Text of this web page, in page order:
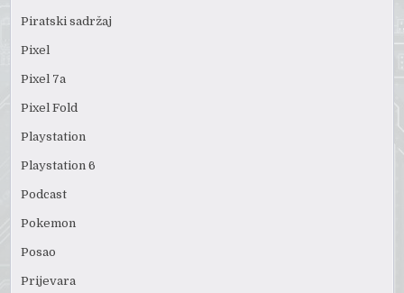
Piratski sadržaj
Pixel
Pixel 7a
Pixel Fold
Playstation
Playstation 6
Podcast
Pokemon
Posao
Prijevara